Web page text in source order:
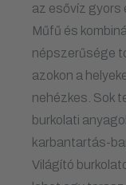
az esővíz gyors
Műfű és
népszerűsége
azokon a
nehézkes. Sok
burkolati
karbantartás-
Világító